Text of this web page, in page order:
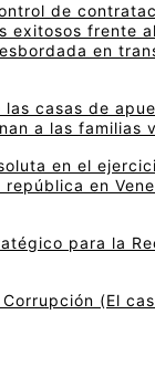
de
exitosos frente
en
las casas de
a las familias
en el
en
para la
(El